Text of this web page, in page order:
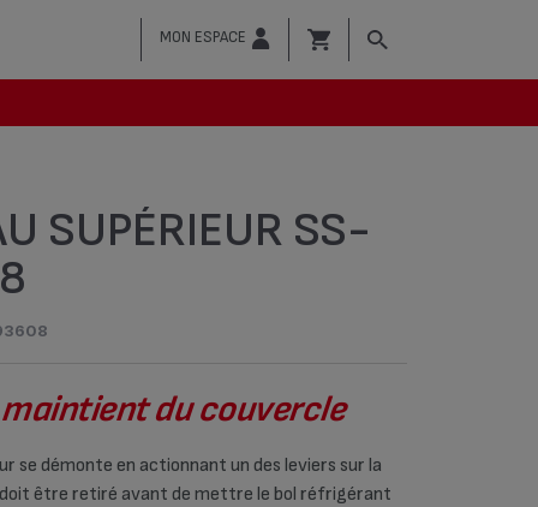
MON ESPACE
SUPÉRIEUR SS-
du couvercle
se démonte en actionnant un des leviers sur la
être retiré avant de mettre le bol réfrigérant